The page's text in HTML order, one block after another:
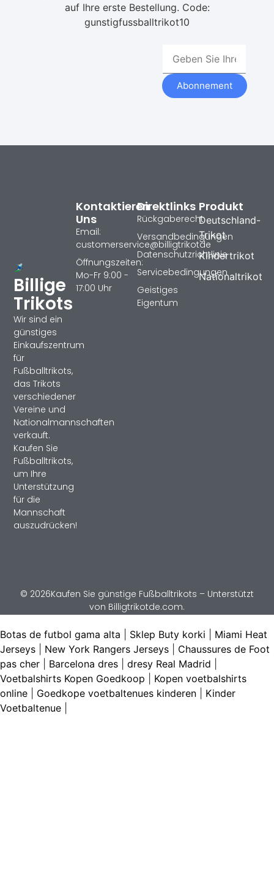
auf Ihre erste Bestellung. Code:
gunstigfussballtrikot10
Abonnement
Billige
Trikots
Wir sind ein
günstiges
Einkaufszentrum
für
Fußballtrikots,
das Trikots
verschiedener
Vereine und
Nationalmannschaften
verkauft.
Kaufen Sie
Fußballtrikots,
um Ihre
Unterstützung
für die
Mannschaft
auszudrücken!
Produkt
Deutschland-
Trikot
Kindertrikot
Nationaltrikot
Direktlinks
Rückgaberecht
Versandbedingungen
Datenschutzrichtlinie
Servicebedingungen
Geistiges
Eigentum
Kontaktieren
Uns
Email:
customerservice@billigtrikotde
Öffnungszeiten:
Mo-Fr 9:00 -
17:00 Uhr
© 2026Kaufen Sie günstige Fußballtrikots – Unterstützt
von Billigtrikotde.com.
Botas de futbol gama alta Sklep Buty korki
Miami Heat
Jerseys
New York Rangers Jerseys
Chaussures de Foot
pas cher
Barcelona dres dresy Real Madrid
Voetbalshirts Kopen Goedkoop
Kopen voetbalshirts
online
Goedkope voetbaltenues kinderen
Kinder
Voetbaltenue